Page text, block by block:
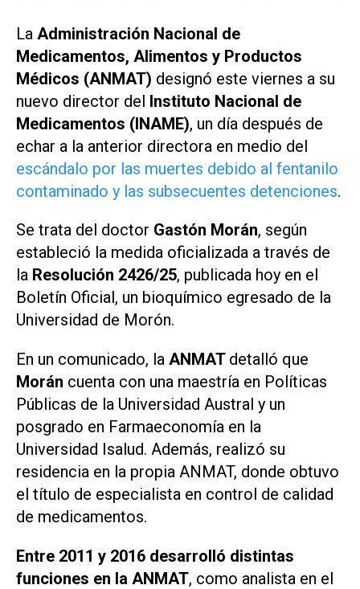
La Administración Nacional de
Medicamentos, Alimentos y Productos
Médicos (ANMAT) designó este viernes a su
nuevo director del Instituto Nacional de
Medicamentos (INAME), un día después de
echar a la anterior directora en medio del
escándalo por las muertes debido al fentanilo
contaminado y las subsecuentes detenciones.
Se trata del doctor Gastón Morán, según
estableció la medida oficializada a través de
la Resolución 2426/25, publicada hoy en el
Boletín Oficial, un bioquímico egresado de la
Universidad de Morón.
En un comunicado, la ANMAT detalló que
Morán cuenta con una maestría en Políticas
Públicas de la Universidad Austral y un
posgrado en Farmaeconomía en la
Universidad Isalud. Además, realizó su
residencia en la propia ANMAT, donde obtuvo
el título de especialista en control de calidad
de medicamentos.
Entre 2011 y 2016 desarrolló distintas
funciones en la ANMAT, como analista en el